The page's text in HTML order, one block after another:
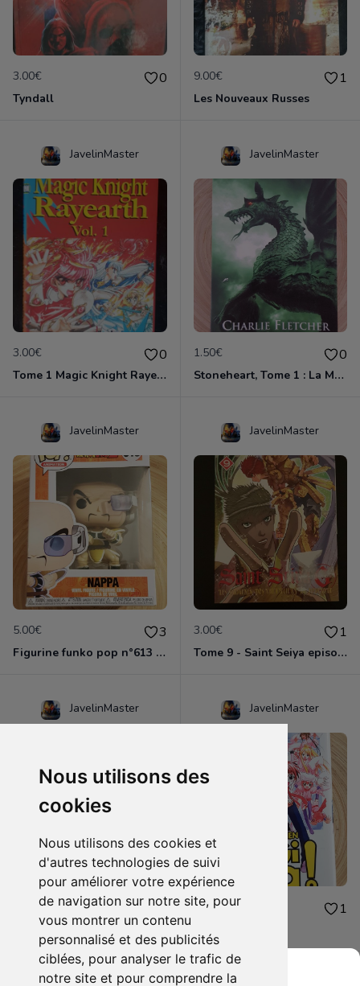
Nous utilisons des
cookies
Nous utilisons des cookies et
d'autres technologies de suivi
pour améliorer votre expérience
de navigation sur notre site, pour
vous montrer un contenu
personnalisé et des publicités
ciblées, pour analyser le trafic de
notre site et pour comprendre la
3.00€ 0
Tyndall
9.00€ 1
Les Nouveaux Russes
JavelinMaster
3.00€ 0
Tome 1 Magic Knight Rayearth
JavelinMaster
1.50€ 0
Stoneheart, Tome 1 : La Malédiction de pierre
JavelinMaster
5.00€ 3
Figurine funko pop n°613 - Dragon ball z - Nappa
JavelinMaster
3.00€ 1
Tome 9 - Saint Seiya episode G
JavelinMaster
2.00€ 1
Negi ma tome 9
JavelinMaster
2.00€ 1